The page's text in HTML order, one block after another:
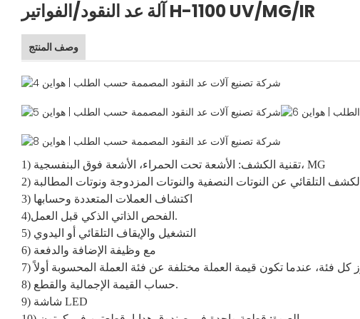
آلة عد النقود/الفواتير H-1100 UV/MG/IR
وصف المنتج
1) تقنية الكشف: الأشعة تحت الحمراء، الأشعة فوق البنفسجية، MG
2) الكشف التلقائي عن النوتات النصفية والنوتات المزدوجة ونوتات المطالبة
3) اكتشاف العملات المتعددة وحسابها
4)الفحص الذاتي الذكي قبل العمل.
5) التشغيل والإيقاف التلقائي أو اليدوي
6) مع وظيفة الإضافة والدفعة
8) حساب القيمة الإجمالية والقطع.
9) شاشة LED